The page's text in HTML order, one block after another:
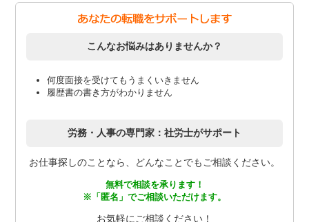
こんなお悩みはありませんか？
何度面接を受けてもうまくいきません
履歴書の書き方がわかりません
労務・人事の専門家：社労士がサポート
お仕事探しのことなら、どんなことでもご相談ください。
無料で相談を承ります！
※「匿名」でご相談いただけます。
お気軽にご相談ください！